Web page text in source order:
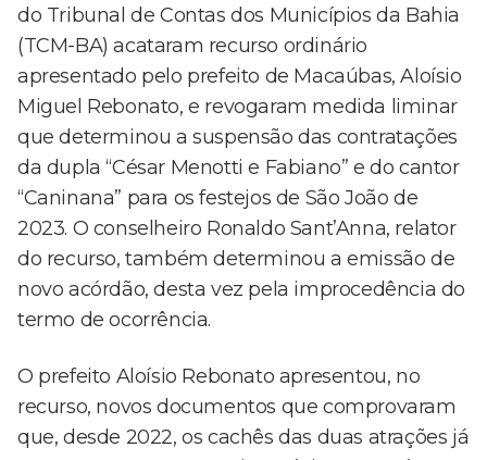
do Tribunal de Contas dos Municípios da Bahia
(TCM-BA) acataram recurso ordinário
apresentado pelo prefeito de Macaúbas, Aloísio
Miguel Rebonato, e revogaram medida liminar
que determinou a suspensão das contratações
da dupla “César Menotti e Fabiano” e do cantor
“Caninana” para os festejos de São João de
2023. O conselheiro Ronaldo Sant’Anna, relator
do recurso, também determinou a emissão de
novo acórdão, desta vez pela improcedência do
termo de ocorrência.
O prefeito Aloísio Rebonato apresentou, no
recurso, novos documentos que comprovaram
que, desde 2022, os cachês das duas atrações já